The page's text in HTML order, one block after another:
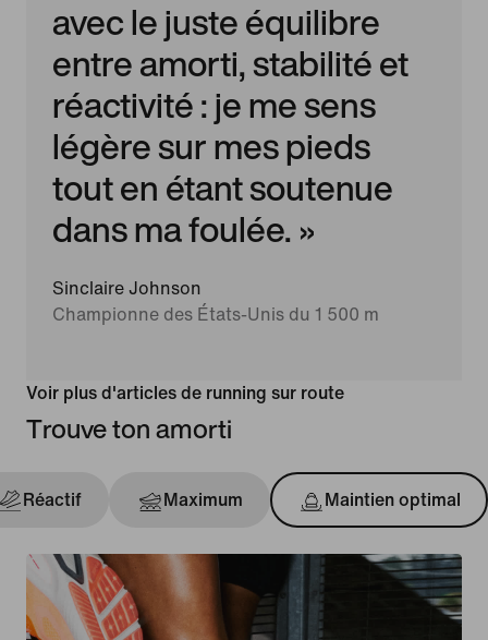
avec le juste équilibre
entre amorti, stabilité et
réactivité : je me sens
légère sur mes pieds
tout en étant soutenue
dans ma foulée. »
Sinclaire Johnson
Championne des États-Unis du 1 500 m
Voir plus d'articles de running sur route
Trouve ton amorti
Réactif Maximum Maintien optimal